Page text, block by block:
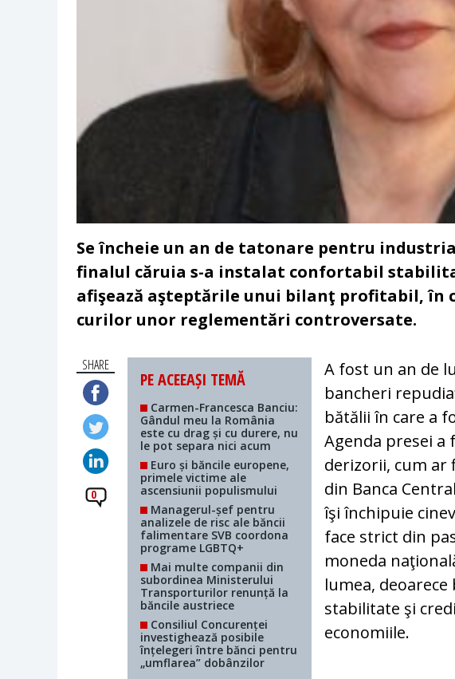
Se încheie un an de tatonare pentru
finalul căruia s-a instalat confortabil
afişează aşteptările unui bilanţ profitabil, în
curilor unor reglementări controversate.
SHARE
0
PE ACEEAȘI TEMĂ
Carmen-Francesca Banciu:
Gândul meu la România
este cu drag și cu durere, nu
le pot separa nici acum
Euro și băncile europene,
primele victime ale
ascensiunii populismului
Managerul-șef pentru
analizele de risc ale băncii
falimentare SVB coordona
programe LGBTQ+
Mai multe companii din
subordinea Ministerului
Transporturilor renunță la
băncile austriece
Consiliul Concurenței
investighează posibile
înțelegeri între bănci pentru
„umflarea” dobânzilor
A fost un an de
bancheri
bătălii în care a
Agenda presei
derizorii, cum ar
din Banca
îşi închipuie
face strict din
moneda
lumea,
stabilitate şi
economiile.